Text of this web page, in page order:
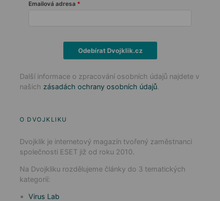
Emailová adresa
Odebírat Dvojklik.cz
Další informace o zpracování osobních údajů najdete v
našich zásadách ochrany osobních údajů.
O DVOJKLIKU
Dvojklik je internetový magazín tvořený zaměstnanci
společnosti ESET již od roku 2010.
Na Dvojkliku rozdělujeme články do 3 tematických
kategorií:
Virus Lab